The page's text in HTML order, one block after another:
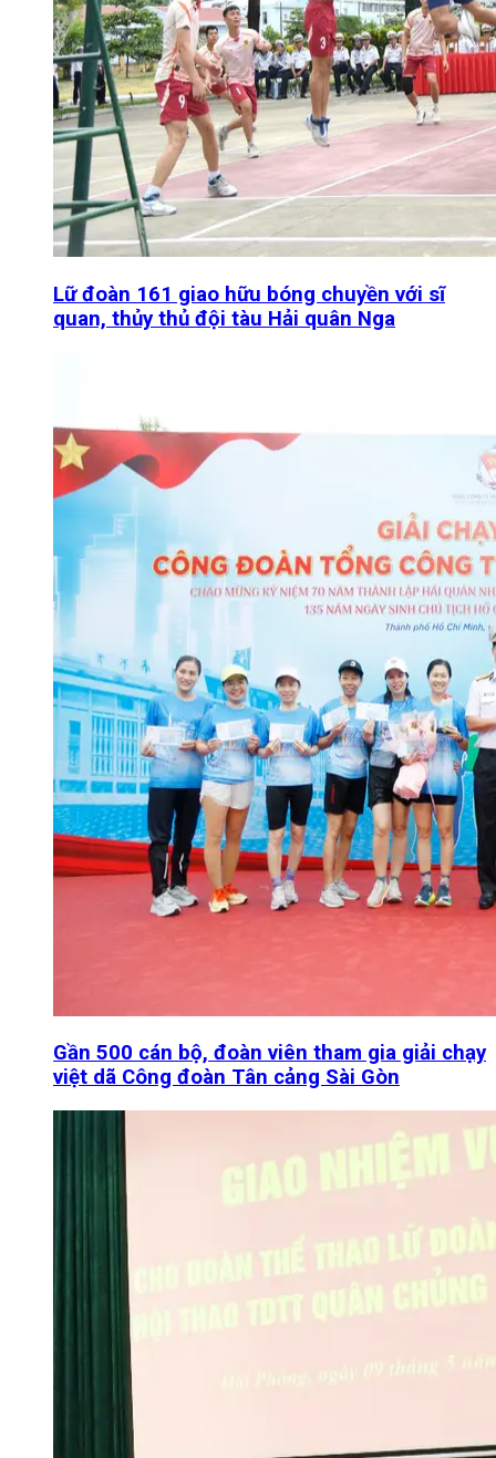
Lữ đoàn 161 giao hữu bóng chuyền với sĩ
quan, thủy thủ đội tàu Hải quân Nga
Gần 500 cán bộ, đoàn viên tham gia giải chạy
việt dã Công đoàn Tân cảng Sài Gòn